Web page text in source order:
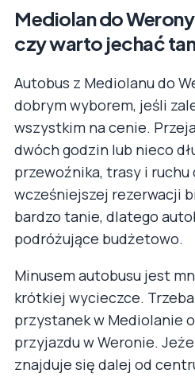
Mediolan do
czy warto jechać
Autobus z Mediolanu do
dobrym wyborem, jeśli
wszystkim na cenie.
dwóch godzin lub nieco
przewoźnika, trasy i
wcześniejszej rezerwacji
bardzo tanie, dlatego
podróżujące budżetowo.
Minusem autobusu jest
krótkiej wycieczce.
przystanek w Mediolanie
przyjazdu w Weronie.
znajduje się dalej od